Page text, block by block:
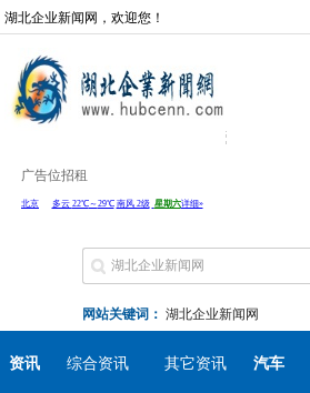
湖北企业新闻网，欢迎您！
广告位招租
网站关键词： 湖北企业新闻网
资讯 综合资讯 其它资讯 汽车